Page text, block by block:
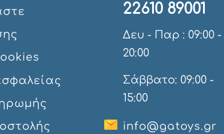
22610 89001
Δευ - Παρ : 09:00 -
20:00
Σάββατο: 09:00 -
15:00
info@gatoys.gr